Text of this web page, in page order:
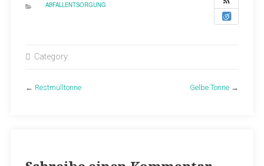
ABFALLENTSORGUNG
Category:
← Restmülltonne Gelbe Tonne →